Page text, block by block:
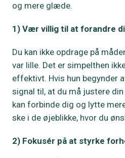
og mere glæde.
1) Vær villig til at forandre
Du kan ikke opdrage på
var lille. Det er simpelthen
effektivt. Hvis hun begynder
signal til, at du må justere
kan forbinde dig og lytte
ske i de øjeblikke, hvor du
2) Fokusér på at styrke